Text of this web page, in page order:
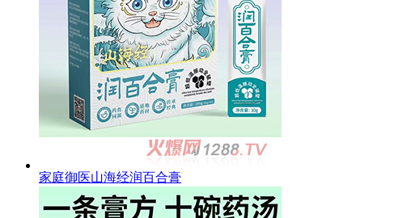
家庭御医山海经润百合膏